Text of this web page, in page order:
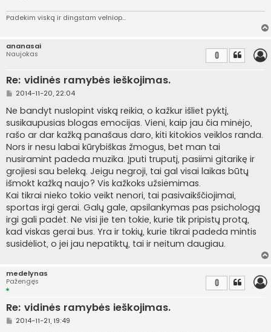
Padekim viską ir dingstam velniop...
ananasai
Naujokas
Re: vidinės ramybės ieškojimas.
0
S
a
n
d
a
r
t
n
ė
2014-11-20, 22:04
Ne bandyt nuslopint viską reikia, o kažkur išliet pyktį,
susikaupusias blogas emocijas. Vieni, kaip jau čia minėjo,
rašo ar dar kažką panašaus daro, kiti kitokios veiklos randa.
Nors ir nesu labai kūrybiškas žmogus, bet man tai
nusiramint padeda muzika. Įputi truputį, pasiimi gitarikę ir
grojiesi sau beleką. Jeigu negroji, tai gal visai laikas būtų
išmokt kažką naujo? Vis kažkoks užsiėmimas.
Kai tikrai nieko tokio veikt nenori, tai pasivaikščiojimai,
sportas irgi gerai. Galų gale, apsilankymas pas psichologą
irgi gali padėt. Ne visi jie ten tokie, kurie tik pripistų protą,
kad viskas gerai bus. Yra ir tokių, kurie tikrai padeda mintis
susidėliot, o jei jau nepatiktų, tai ir neitum daugiau.
medelynas
Pažengęs
Re: vidinės ramybės ieškojimas.
0
S2014-11-21, 19:49